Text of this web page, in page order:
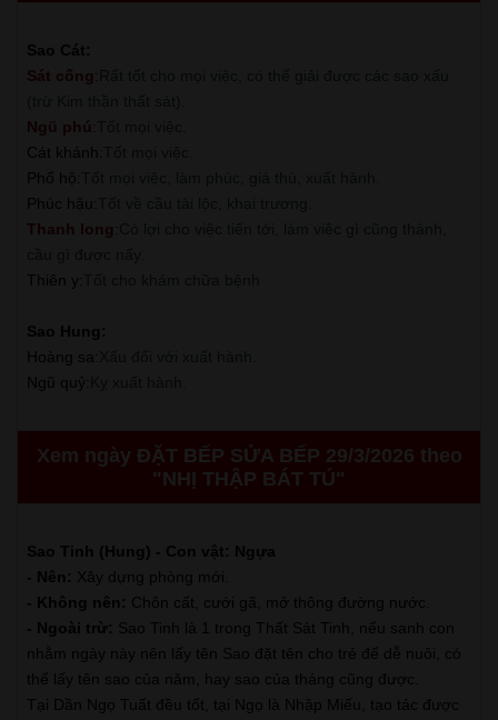
Sao Cát:
Sát cống
Ngũ phú
Cát khánh
Phổ hộ
Phúc hậu
Thanh long
Thiên y
Sao Hung:
Hoàng sa
Ngũ quỷ
Xem ngày ĐẶT BẾP SỬA BẾP 29/3/2026 theo
"NHỊ THẬP BÁT TÚ"
Sao Tinh (Hung) - Con vật: Ngựa
- Nên: Xây dựng phòng mới.
- Không nên: Chôn cất, cưới gã, mở thông đường nước.
- Ngoài trừ: Sao Tinh là 1 trong Thất Sát Tinh, nếu sanh con
nhằm ngày này nên lấy tên Sao đặt tên cho trẻ để dễ nuôi, có
thể lấy tên sao của năm, hay sao của tháng cũng được.
Tại Dần Ngọ Tuất đều tốt, tại Ngọ là Nhập Miếu, tạo tác được